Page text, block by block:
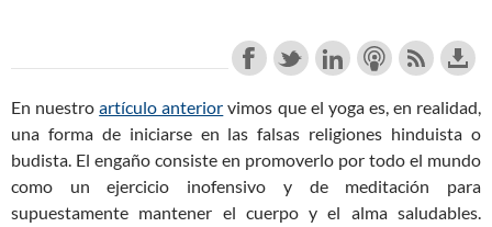
En nuestroartículo anterior vimos que el yoga es, en realidad,
una forma de iniciarse en las falsas religiones hinduista o
budista. El engaño consiste en promoverlo por todo el mundo
como un ejercicio inofensivo y de meditación para
supuestamente mantener el cuerpo y el alma saludables.